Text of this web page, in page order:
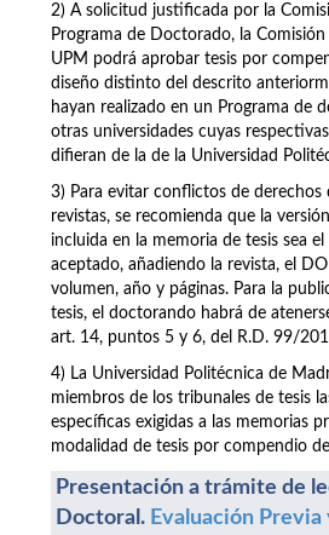
2) A solicitud justificada por la
Programa de Doctorado, la
UPM podrá aprobar tesis por
diseño distinto del descrito
hayan realizado en un Programa de
otras universidades cuyas
difieran de la de la Universidad
3) Para evitar conflictos de derechos
revistas, se recomienda que la
incluida en la memoria de tesis sea
aceptado, añadiendo la revista, el
volumen, año y páginas. Para la
tesis, el doctorando habrá de
art. 14, puntos 5 y 6, del R.D. 99/
4) La Universidad Politécnica de
miembros de los tribunales de tesis
específicas exigidas a las memorias
modalidad de tesis por compendio
Presentación a trámite de
Doctoral. Evaluación